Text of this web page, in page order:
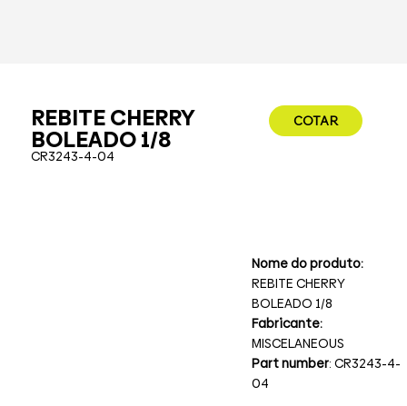
REBITE CHERRY
BOLEADO 1/8
CR3243-4-04
COTAR
Nome do produto:
REBITE CHERRY
BOLEADO 1/8
Fabricante:
MISCELANEOUS
Part number: CR3243-4-
04